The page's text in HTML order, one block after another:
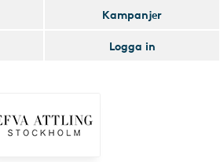
Kampanjer
Logga in